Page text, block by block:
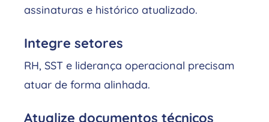
assinaturas e histórico atualizado.
Integre setores
RH, SST e liderança operacional precisam
atuar de forma alinhada.
Atualize documentos técnicos